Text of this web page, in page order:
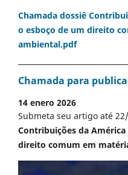
Chamada dossiê
o esboço de um direito
ambiental.pdf
Chamada para
14 enero 2026
Submeta seu artigo até
Contribuições da
direito comum em